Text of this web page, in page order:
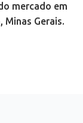
mercado em
Minas Gerais.